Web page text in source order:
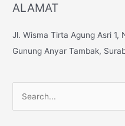
ALAMAT
Jl. Wisma Tirta Agung Asri 1,
Gunung Anyar Tambak,